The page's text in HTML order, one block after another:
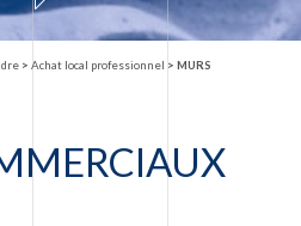
> Achat local professionnel > MURS